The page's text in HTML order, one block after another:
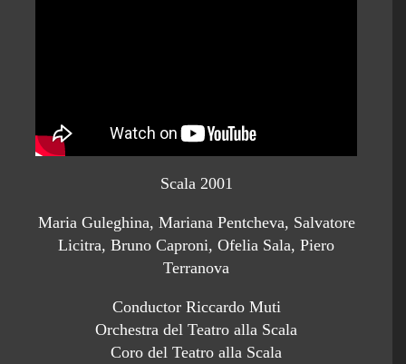
Scala 2001
Maria Guleghina, Mariana Pentcheva, Salvatore
Licitra, Bruno Caproni, Ofelia Sala, Piero
Terranova
Conductor Riccardo Muti
Orchestra del Teatro alla Scala
Coro del Teatro alla Scala